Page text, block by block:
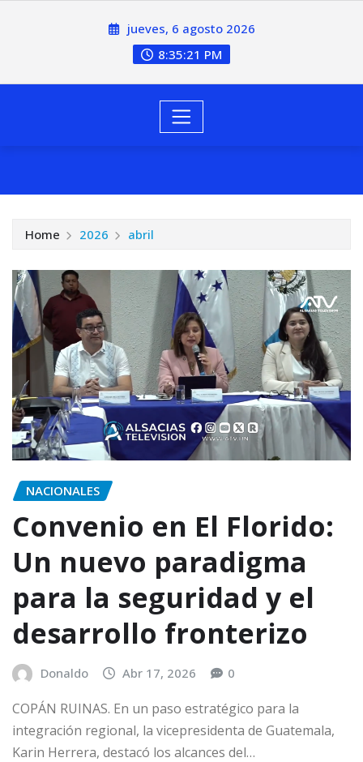
jueves, 6 agosto 2026
8:35:22 PM
Home 2026 abril
NACIONALES
Convenio en El Florido:
Un nuevo paradigma
para la seguridad y el
desarrollo fronterizo
Donaldo Abr 17, 2026 0
COPÁN RUINAS. En un paso estratégico para la
integración regional, la vicepresidenta de Guatemala,
Karin Herrera, destacó los alcances del…